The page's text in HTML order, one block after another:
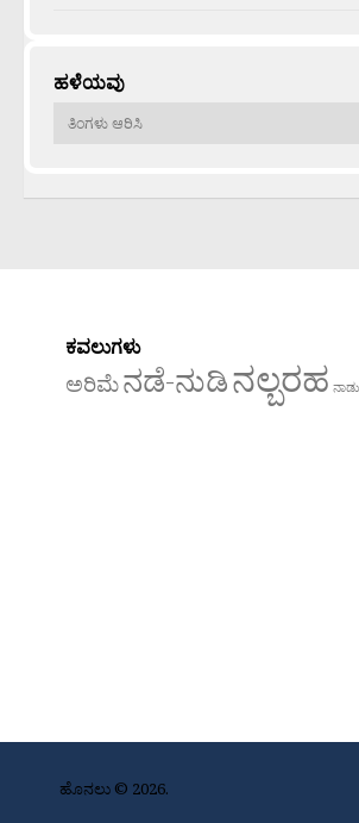
ಹಳೆಯವು
ಹಳೆಯವು
ಕವಲುಗಳು
ಅರಿಮೆನಡೆ-ನುಡಿನಲ್ಬರಹ ನಾಡು
ಹೊನಲು © 2026.